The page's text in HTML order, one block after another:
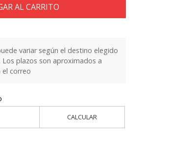
AL CARRITO
variar según el destino elegido
plazos son aproximados a
correo
CALCULAR